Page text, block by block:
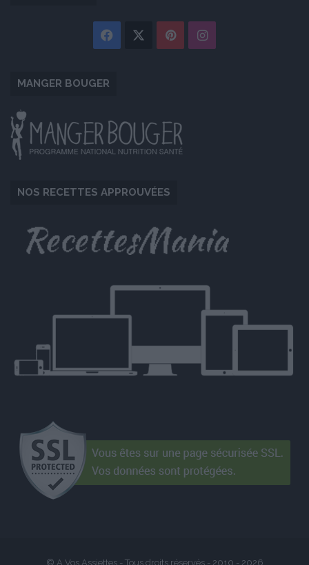
Facebook PinterestInstagram
MANGER BOUGER
NOS RECETTES APPROUVÉES
© A Vos Assiettes - Tous droits réservés - 2010 - 2026